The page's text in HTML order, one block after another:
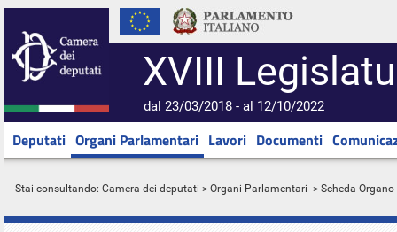
XVIII
dal 23/03/2018 - al 12/10/2022
Deputati Organi Parlamentari Lavori Documenti
Stai consultando: Camera dei deputati > Organi Parlamentari > Scheda Organo